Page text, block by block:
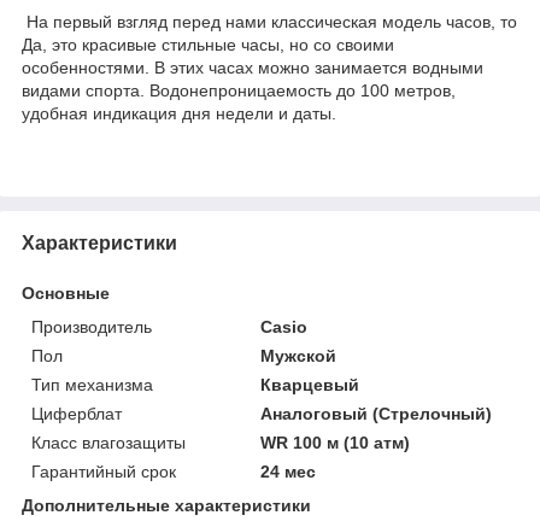
На первый взгляд перед нами классическая модель часов, то
Да, это красивые стильные часы, но со своими
особенностями. В этих часах можно занимается водными
видами спорта. Водонепроницаемость до 100 метров,
удобная индикация дня недели и даты.
Характеристики
Основные
Производитель
Casio
Пол
Мужской
Тип механизма
Кварцевый
Циферблат
Аналоговый (Стрелочный)
Класс влагозащиты
WR 100 м (10 атм)
Гарантийный срок
24 мес
Дополнительные характеристики